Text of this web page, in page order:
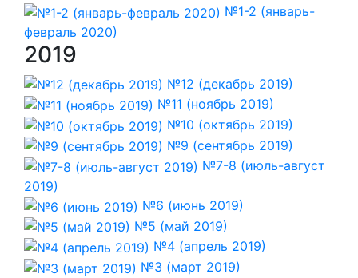
№1-2 (январь-
февраль 2020)
2019
№12 (декабрь 2019)
№11 (ноябрь 2019)
№10 (октябрь 2019)
№9 (сентябрь 2019)
№7-8 (июль-август
2019)
№6 (июнь 2019)
№5 (май 2019)
№4 (апрель 2019)
№3 (март 2019)